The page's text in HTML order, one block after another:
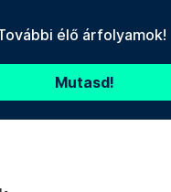
élő árfolyamok!
Mutasd!